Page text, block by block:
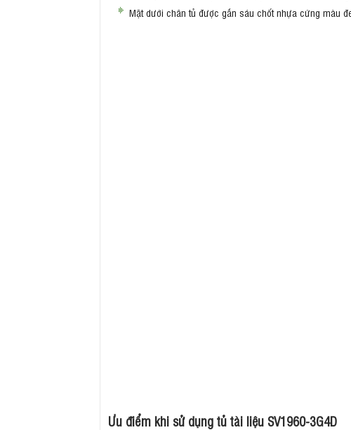
Mặt dưới chân tủ được gắn sáu chốt nhựa cứng màu
Ưu điểm khi sử dụng tủ tài liệu SV1960-3G4D